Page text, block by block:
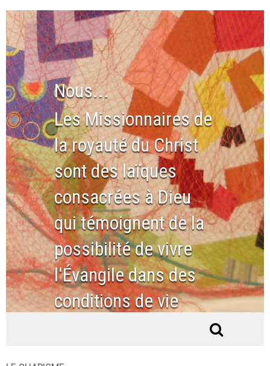
Nous...
Les Missionnaires de
la royauté du Christ
sont des laïques
consacrées à Dieu
qui témoignent de la
possibilité de vivre
l'Évangile dans des
conditions de vie